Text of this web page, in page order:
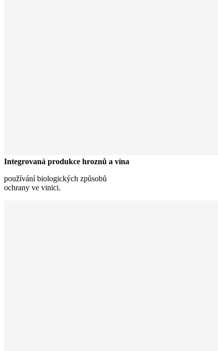
Integrovaná produkce hroznů a vína
používání biologických způsobů
ochrany ve vinici.